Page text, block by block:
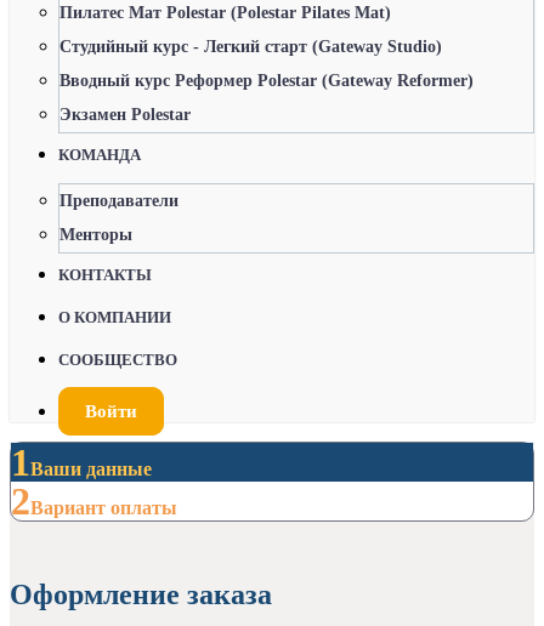
Пилатес Мат Polestar (Polestar Pilates Mat)
Студийный курс - Легкий старт (Gateway Studio)
Вводный курс Реформер Polestar (Gateway Reformer)
Экзамен Polestar
КОМАНДА
Преподаватели
Менторы
КОНТАКТЫ
О КОМПАНИИ
СООБЩЕСТВО
Войти
1Ваши данные
2Вариант оплаты
Оформление заказа